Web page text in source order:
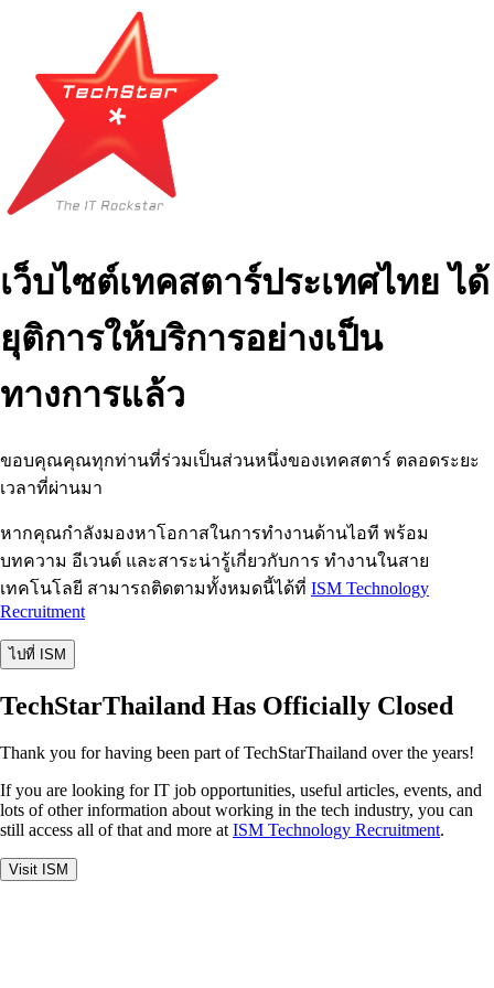
เว็บไซต์เทคสตาร์ประเทศไทย ได้
ยุติการให้บริการอย่างเป็น
ทางการแล้ว
ขอบคุณคุณทุกท่านที่ร่วมเป็นส่วนหนึ่งของเทคสตาร์ ตลอดระยะ
เวลาที่ผ่านมา
หากคุณกำลังมองหาโอกาสในการทำงานด้านไอที พร้อม
บทความ อีเวนต์ และสาระน่ารู้เกี่ยวกับการ ทำงานในสาย
เทคโนโลยี สามารถติดตามทั้งหมดนี้ได้ที่ ISM Technology
Recruitment
ไปที่ ISM
TechStarThailand Has Officially Closed
Thank you for having been part of TechStarThailand over the years!
If you are looking for IT job opportunities, useful articles, events, and
lots of other information about working in the tech industry, you can
still access all of that and more at ISM Technology Recruitment.
Visit ISM